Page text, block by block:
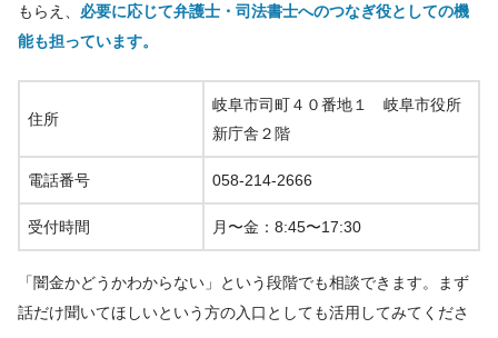
もらえ、 必要に応じて弁護士・司法書士へのつなぎ役としての機
能も担っています。
住所
岐阜市司町４０番地１ 岐阜市役所
新庁舎２階
電話番号 058-214-2666
受付時間 月〜金：8:45〜17:30
「闇金かどうかわからない」という段階でも相談できます。まず
話だけ聞いてほしいという方の入口としても活用してみてくださ